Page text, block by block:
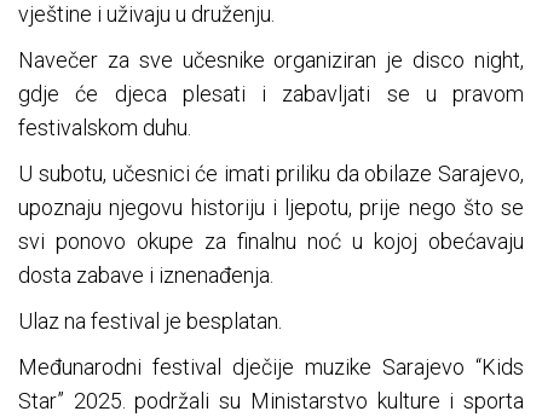
vještine i uživaju u druženju.
Navečer za sve učesnike organiziran je disco night,
gdje će djeca plesati i zabavljati se u pravom
festivalskom duhu.
U subotu, učesnici će imati priliku da obilaze Sarajevo,
upoznaju njegovu historiju i ljepotu, prije nego što se
svi ponovo okupe za finalnu noć u kojoj obećavaju
dosta zabave i iznenađenja.
Ulaz na festival je besplatan.
Međunarodni festival dječije muzike Sarajevo “Kids
Star” 2025. podržali su Ministarstvo kulture i sporta